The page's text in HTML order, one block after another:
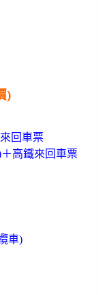
)
回車票
高鐵來回車票
車)